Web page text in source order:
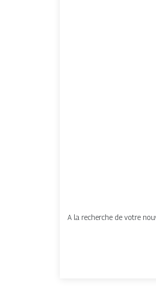
A la recherche de votre